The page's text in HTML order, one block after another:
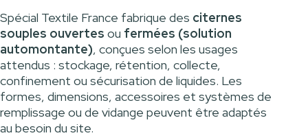
Spécial Textile France fabrique des citernes
souples ouvertes ou fermées (solution
automontante), conçues selon les usages
attendus : stockage, rétention, collecte,
confinement ou sécurisation de liquides. Les
formes, dimensions, accessoires et systèmes de
remplissage ou de vidange peuvent être adaptés
au besoin du site.